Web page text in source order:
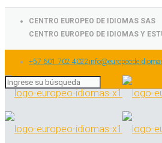
CENTRO EUROPEO DE IDIOMAS SAS
CENTRO EUROPEO DE IDIOMAS Y
+57 601 702 4022